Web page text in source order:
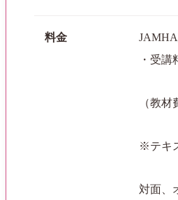
料金
・受講
（教
※テキ
対面、